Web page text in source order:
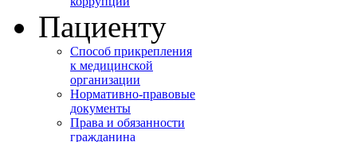
Пациенту
Способ прикрепления
к медицинской
организации
Нормативно-правовые
документы
Права и обязанности
гражданина